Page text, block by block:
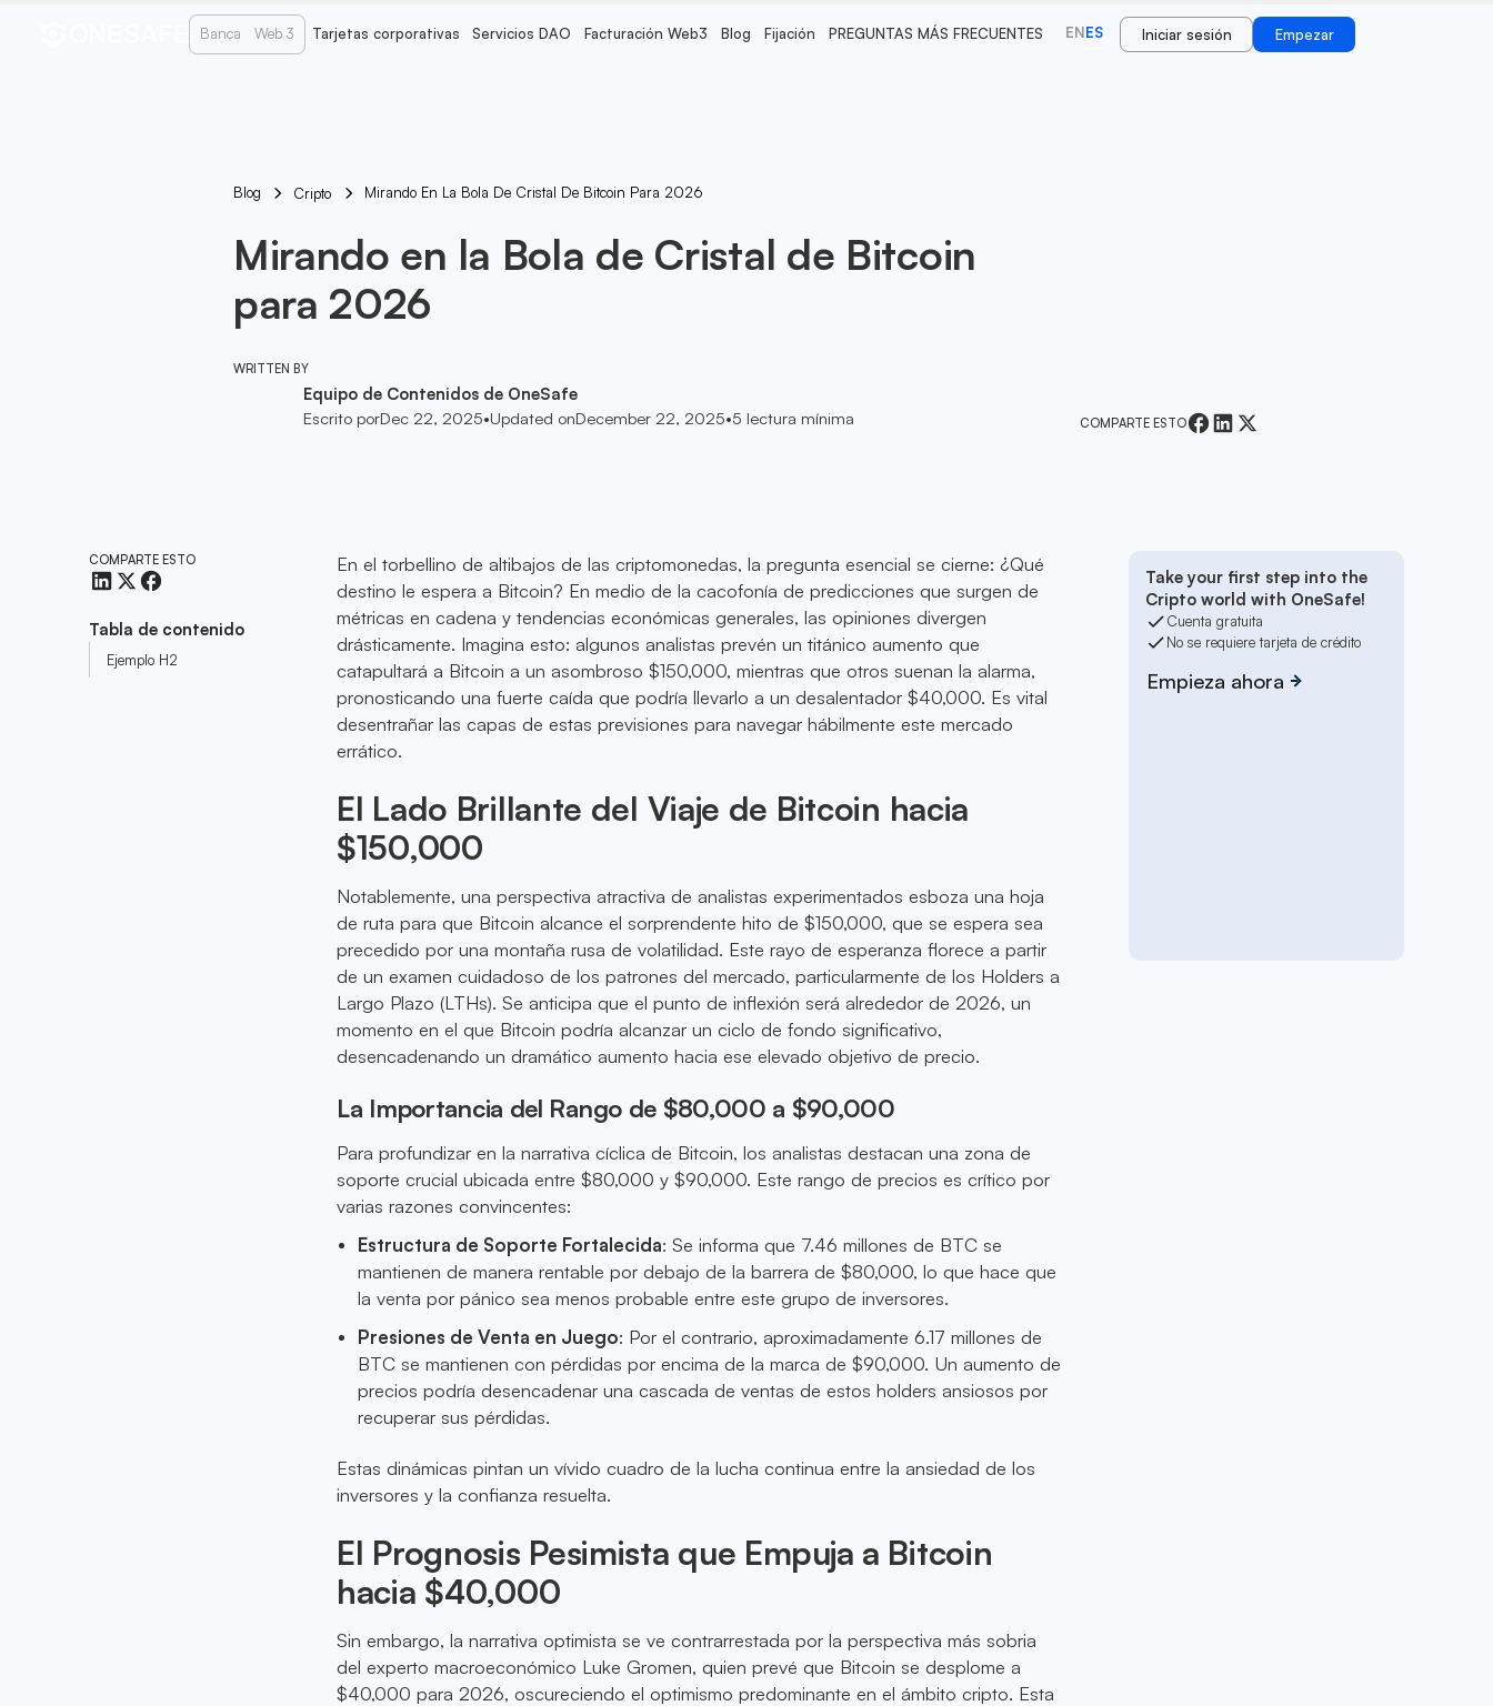
Banca Web 3 Tarjetas corporativas Servicios DAO Facturación Web3 Blog Fijación PREGUNTAS MÁS FRECUENTES ENES Iniciar sesión Empezar
Blog Cripto Mirando En La Bola De Cristal De Bitcoin Para 2026
Mirando en la Bola de Cristal de Bitcoin
para 2026
WRITTEN BY
Equipo de Contenidos de OneSafe
Escrito porDec 22, 2025•Updated onDecember 22, 2025•5 lectura mínima COMPARTE ESTO
COMPARTE ESTO
Tabla de contenido
Ejemplo H2
En el torbellino de altibajos de las criptomonedas, la pregunta esencial se cierne: ¿Qué
destino le espera a Bitcoin? En medio de la cacofonía de predicciones que surgen de
métricas en cadena y tendencias económicas generales, las opiniones divergen
drásticamente. Imagina esto: algunos analistas prevén un titánico aumento que
catapultará a Bitcoin a un asombroso $150,000, mientras que otros suenan la alarma,
pronosticando una fuerte caída que podría llevarlo a un desalentador $40,000. Es vital
desentrañar las capas de estas previsiones para navegar hábilmente este mercado
errático.
El Lado Brillante del Viaje de Bitcoin hacia
$150,000
Notablemente, una perspectiva atractiva de analistas experimentados esboza una hoja
de ruta para que Bitcoin alcance el sorprendente hito de $150,000, que se espera sea
precedido por una montaña rusa de volatilidad. Este rayo de esperanza florece a partir
de un examen cuidadoso de los patrones del mercado, particularmente de los Holders a
Largo Plazo (LTHs). Se anticipa que el punto de inflexión será alrededor de 2026, un
momento en el que Bitcoin podría alcanzar un ciclo de fondo significativo,
desencadenando un dramático aumento hacia ese elevado objetivo de precio.
La Importancia del Rango de $80,000 a $90,000
Para profundizar en la narrativa cíclica de Bitcoin, los analistas destacan una zona de
soporte crucial ubicada entre $80,000 y $90,000. Este rango de precios es crítico por
varias razones convincentes:
Estructura de Soporte Fortalecida: Se informa que 7.46 millones de BTC se
mantienen de manera rentable por debajo de la barrera de $80,000, lo que hace que
la venta por pánico sea menos probable entre este grupo de inversores.
Presiones de Venta en Juego: Por el contrario, aproximadamente 6.17 millones de
BTC se mantienen con pérdidas por encima de la marca de $90,000. Un aumento de
precios podría desencadenar una cascada de ventas de estos holders ansiosos por
recuperar sus pérdidas.
Estas dinámicas pintan un vívido cuadro de la lucha continua entre la ansiedad de los
inversores y la confianza resuelta.
El Prognosis Pesimista que Empuja a Bitcoin
hacia $40,000
Sin embargo, la narrativa optimista se ve contrarrestada por la perspectiva más sobria
del experto macroeconómico Luke Gromen, quien prevé que Bitcoin se desplome a
$40,000 para 2026, oscureciendo el optimismo predominante en el ámbito cripto. Esta
Take your first step into the
Cripto world with OneSafe!
Cuenta gratuita
No se requiere tarjeta de crédito
Empieza ahora